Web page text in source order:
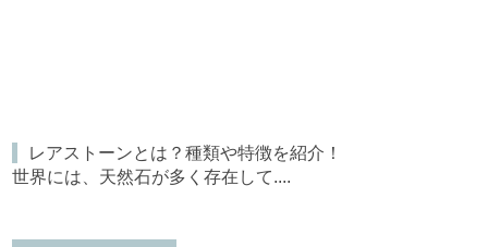
レアストーンとは？種類や特徴を紹介！
世界には、天然石が多く存在して....